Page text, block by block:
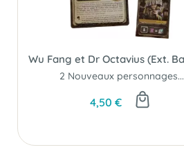
2 Nouveaux personnages...
4,50 €